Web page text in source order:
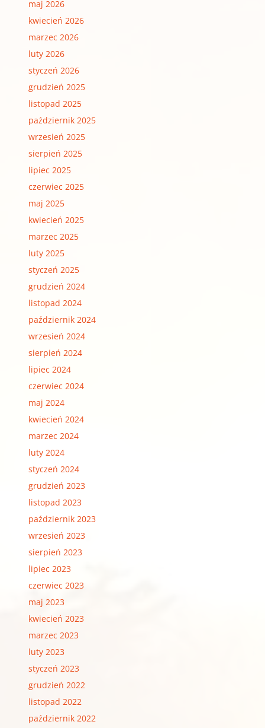
maj 2026
kwiecień 2026
marzec 2026
luty 2026
styczeń 2026
grudzień 2025
listopad 2025
październik 2025
wrzesień 2025
sierpień 2025
lipiec 2025
czerwiec 2025
maj 2025
kwiecień 2025
marzec 2025
luty 2025
styczeń 2025
grudzień 2024
listopad 2024
październik 2024
wrzesień 2024
sierpień 2024
lipiec 2024
czerwiec 2024
maj 2024
kwiecień 2024
marzec 2024
luty 2024
styczeń 2024
grudzień 2023
listopad 2023
październik 2023
wrzesień 2023
sierpień 2023
lipiec 2023
czerwiec 2023
maj 2023
kwiecień 2023
marzec 2023
luty 2023
styczeń 2023
grudzień 2022
listopad 2022
październik 2022